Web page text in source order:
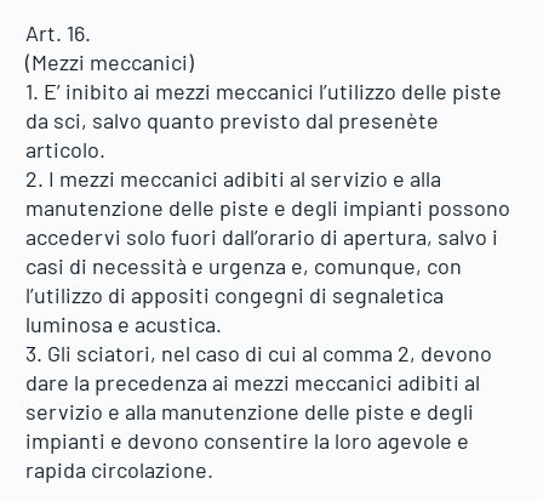
Art. 16.
(Mezzi meccanici)
1. E’ inibito ai mezzi meccanici l’utilizzo delle piste
da sci, salvo quanto previsto dal presenète
articolo.
2. I mezzi meccanici adibiti al servizio e alla
manutenzione delle piste e degli impianti possono
accedervi solo fuori dall’orario di apertura, salvo i
casi di necessità e urgenza e, comunque, con
l’utilizzo di appositi congegni di segnaletica
luminosa e acustica.
3. Gli sciatori, nel caso di cui al comma 2, devono
dare la precedenza ai mezzi meccanici adibiti al
servizio e alla manutenzione delle piste e degli
impianti e devono consentire la loro agevole e
rapida circolazione.